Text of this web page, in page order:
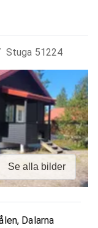
Stuga 51224
Se alla bilder
, Dalarna